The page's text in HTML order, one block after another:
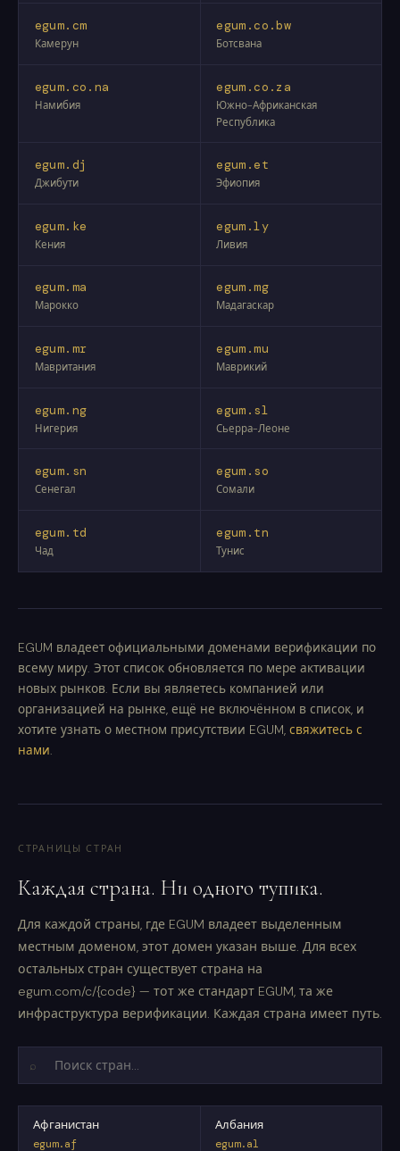
egum.cm
Камерун
egum.co.bw
Ботсвана
egum.co.na
Намибия
egum.co.za
Южно-Африканская
Республика
egum.dj
Джибути
egum.et
Эфиопия
egum.ke
Кения
egum.ly
Ливия
egum.ma
Марокко
egum.mg
Мадагаскар
egum.mr
Мавритания
egum.mu
Маврикий
egum.ng
Нигерия
egum.sl
Сьерра-Леоне
egum.sn
Сенегал
egum.so
Сомали
egum.td
Чад
egum.tn
Тунис
EGUM владеет официальными доменами верификации по
всему миру. Этот список обновляется по мере активации
новых рынков. Если вы являетесь компанией или
организацией на рынке, ещё не включённом в список, и
хотите узнать о местном присутствии EGUM, свяжитесь с
нами.
СТРАНИЦЫ СТРАН
Каждая страна. Ни одного тупика.
Для каждой страны, где EGUM владеет выделенным
местным доменом, этот домен указан выше. Для всех
остальных стран существует страна на
egum.com/c/{code} — тот же стандарт EGUM, та же
инфраструктура верификации. Каждая страна имеет путь.
⌕
Афганистан
egum.af
Албания
egum.al